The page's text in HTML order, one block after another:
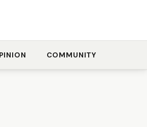
COMMUNITY